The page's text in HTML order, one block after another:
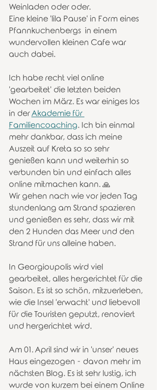
Weinladen oder oder.
Eine kleine 'lila Pause' in Form eines
Pfannkuchenbergs  in einem
wundervollen kleinen Cafe war
auch dabei.
Ich habe recht viel online
'gearbeitet' die letzten beiden
Wochen im März. Es war einiges los
in der Akademie für
Familiencoaching. Ich bin einmal
mehr dankbar, dass ich meine
Auszeit auf Kreta so so sehr
genießen kann und weiterhin so
verbunden bin und einfach alles
online mitmachen kann. 🙏
Wir gehen nach wie vor jeden Tag
stundenlang am Strand spazieren
und genießen es sehr, dass wir mit
den 2 Hunden das Meer und den
Strand für uns alleine haben.
In Georgioupolis wird viel
gearbeitet, alles hergerichtet für die
Saison. Es ist so schön, mitzuerleben,
wie die Insel 'erwacht' und liebevoll
für die Touristen geputzt, renoviert
und hergerichtet wird.
Am 01. April sind wir in 'unser' neues
Haus eingezogen - davon mehr im
nächsten Blog. Es ist sehr lustig, ich
wurde von kurzem bei einem Online